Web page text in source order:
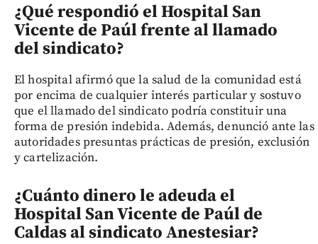
¿Qué respondió el Hospital San
Vicente de Paúl frente al llamado
del sindicato?
El hospital afirmó que la salud de la comunidad está
por encima de cualquier interés particular y sostuvo
que el llamado del sindicato podría constituir una
forma de presión indebida. Además, denunció ante las
autoridades presuntas prácticas de presión, exclusión
y cartelización.
¿Cuánto dinero le adeuda el
Hospital San Vicente de Paúl de
Caldas al sindicato Anestesiar?